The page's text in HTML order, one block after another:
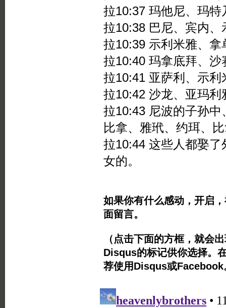
拉10:37 玛他尼、玛特
拉10:38 巴尼、宾内、
拉10:39 示利米雅、拿
拉10:40 玛拿底拜、沙
拉10:41 亚萨利、示
拉10:42 沙龙、亚玛利
拉10:43 尼波的子孙
比拿、雅玳、约珥、
拉10:44 这些人都娶
女的。
如果你有什么感动，开启
面留言。
（点击下面的方框，就会
Disqus的标记供你选择。
荐使用Disqus或